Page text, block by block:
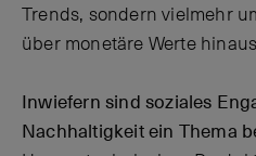
Trends, sondern vielmehr
über monetäre Werte
Inwiefern sind soziales
Nachhaltigkeit ein Thema